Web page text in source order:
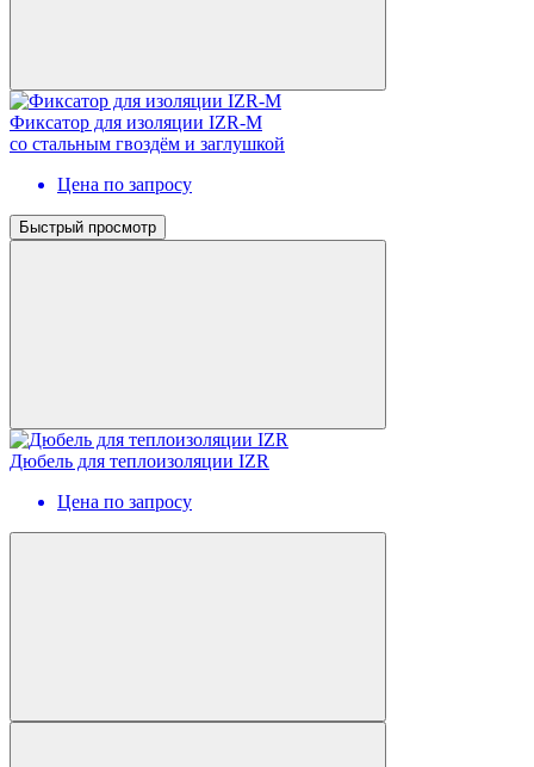
Фиксатор для изоляции IZR-M
со стальным гвоздём и заглушкой
Цена по запросу
Быстрый просмотр
Дюбель для теплоизоляции IZR
Цена по запросу